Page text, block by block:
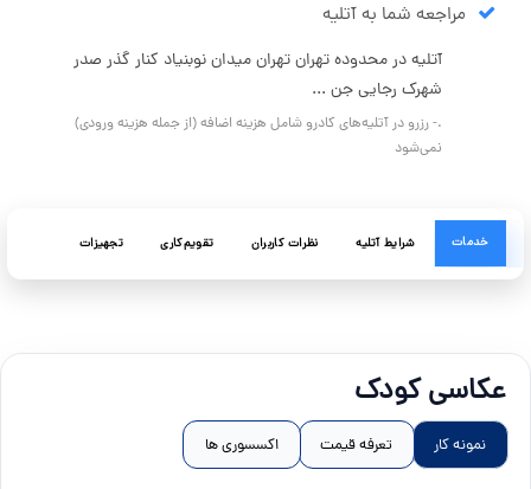
مراجعه شما به آتلیه
آتلیه در محدوده تهران تهران میدان نوبنیاد کنار گذر صدر
شهرک رجایی جن ...
.- رزرو در آتلیه‌های کادرو شامل هزینه اضافه (از جمله هزینه ورودی)
نمی‌شود
خدمات شرایط آتلیه نظرات کاربران تقویم‌کاری تجهیزات
عکاسی کودک
نمونه کار تعرفه قیمت اکسسوری ها